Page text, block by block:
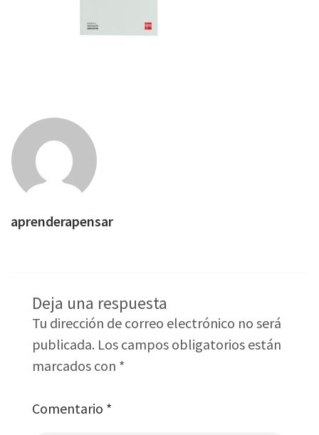
aprenderapensar
Deja una respuesta
Tu dirección de correo electrónico no será
publicada. Los campos obligatorios están
marcados con *
Comentario *